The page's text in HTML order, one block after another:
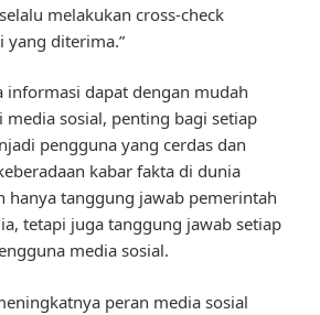
melakukan cross-check
yang diterima.”
informasi dapat dengan mudah
media sosial, penting bagi setiap
pengguna yang cerdas dan
kabar fakta di dunia
hanya tanggung jawab pemerintah
tetapi juga tanggung jawab setiap
media sosial.
peran media sosial